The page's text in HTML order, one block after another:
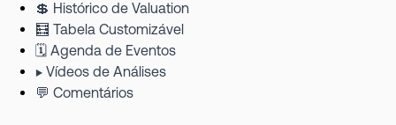
💲 Histórico de Valuation
🧮 Tabela Customizável
🗓️ Agenda de Eventos
▶️ Vídeos de Análises
💬 Comentários